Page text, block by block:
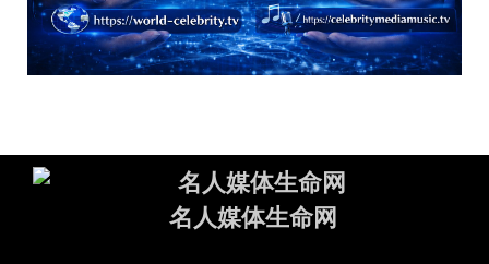
名人媒体生命网